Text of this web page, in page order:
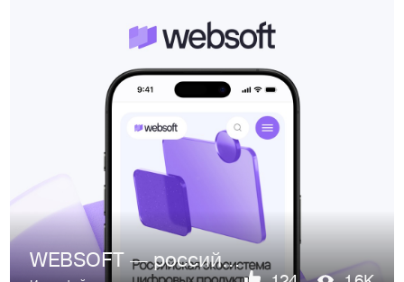
WEBSOFT — российская экосистема цифровых продуктов для HR